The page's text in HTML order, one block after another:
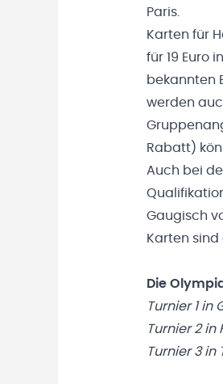
Paris.
Karten für
für 19 Euro
bekannten
werden
Rabatt)
Auch bei
Gaugisch
Karten
Die
Turnier 1 in
Turnier 2 in
Turnier 3